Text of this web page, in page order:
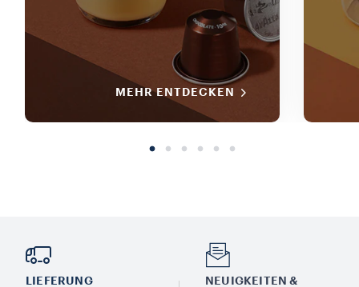
MEHR ENTDECKEN
LIEFERUNG
NEUIGKEITEN &